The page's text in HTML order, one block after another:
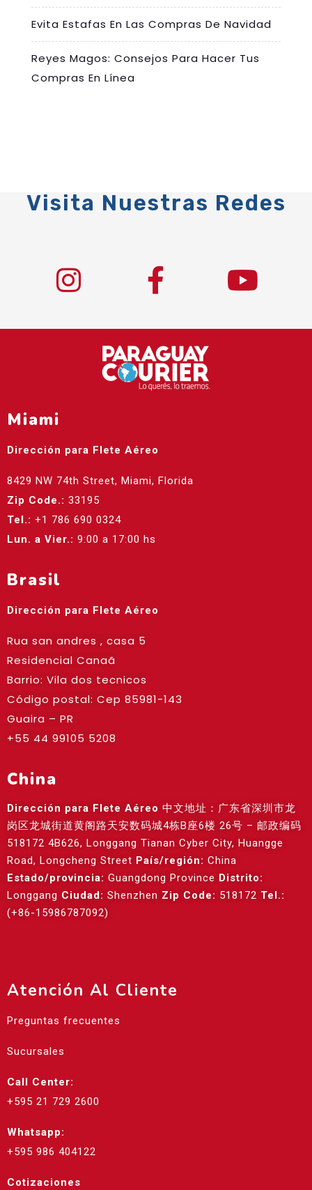
Evita Estafas En Las Compras De Navidad
Reyes Magos: Consejos Para Hacer Tus
Compras En Línea
Visita Nuestras Redes
Miami
Dirección para Flete Aéreo
8429 NW 74th Street, Miami, Florida
Zip Code.: 33195
Tel.: +1 786 690 0324
Lun. a Vier.: 9:00 a 17:00 hs
Brasil
Dirección para Flete Aéreo
Rua san andres , casa 5
Residencial Canaã
Barrio: Vila dos tecnicos
Código postal: Cep 85981-143
Guaira – PR
+55 44 99105 5208
China
Dirección para Flete Aéreo 中文地址：广东省深圳市龙
岗区龙城街道黄阁路天安数码城4栋B座6楼 26号 – 邮政编码
518172 4B626, Longgang Tianan Cyber City, Huangge
Road, Longcheng Street País/región: China
Estado/provincia: Guangdong Province Distrito:
Longgang Ciudad: Shenzhen Zip Code: 518172 Tel.:
(+86-15986787092)
Atención Al Cliente
Preguntas frecuentes
Sucursales
Call Center:
+595 21 729 2600
Whatsapp:
+595 986 404122
Cotizaciones